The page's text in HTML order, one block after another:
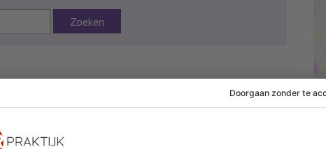
Zoeken
Onderwerpen: